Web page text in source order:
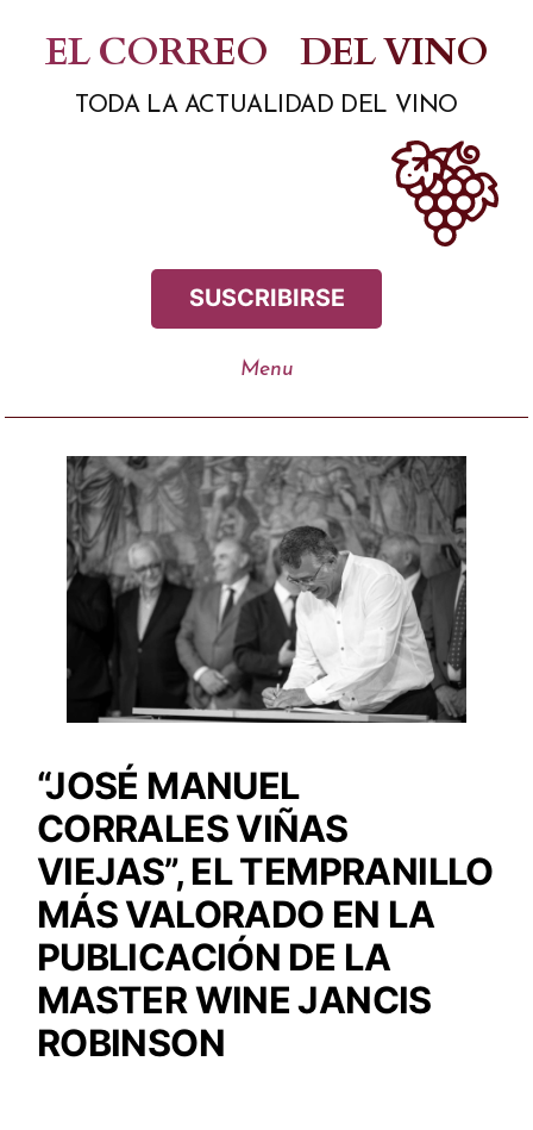
contenido
EL CORREO DEL VINO
TODA LA ACTUALIDAD DEL VINO
SUSCRIBIRSE
“JOSÉ MANUEL
CORRALES VIÑAS
VIEJAS”, EL TEMPRANILLO
MÁS VALORADO EN LA
PUBLICACIÓN DE LA
MASTER WINE JANCIS
ROBINSON